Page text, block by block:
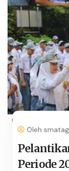
Oleh
Periode